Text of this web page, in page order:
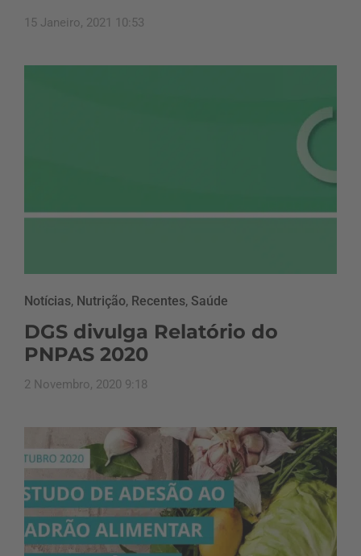
15 Janeiro, 2021 10:53
Notícias, Nutrição, Recentes, Saúde
DGS divulga Relatório do
PNPAS 2020
2 Novembro, 2020 9:18